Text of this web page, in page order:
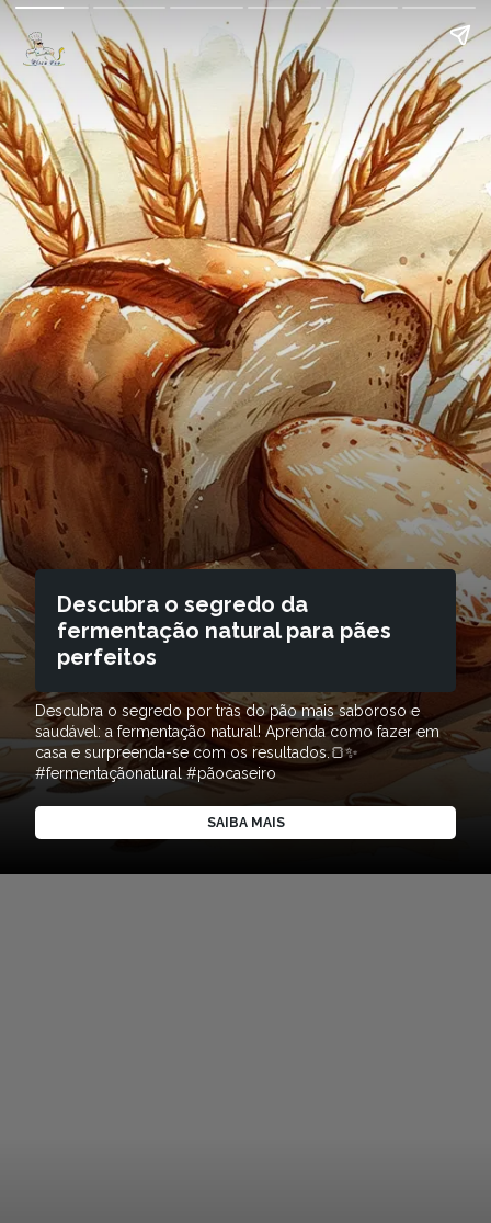
Descubra o segredo da
fermentação natural para pães
perfeitos
Descubra o segredo por trás do pão mais saboroso e
saudável: a fermentação natural! Aprenda como fazer em
casa e surpreenda-se com os resultados.🍞✨
#fermentaçãonatural #pãocaseiro
SAIBA MAIS